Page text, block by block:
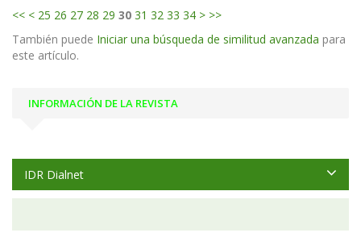
<< < 25 26 27 28 29 30 31 32 33 34 > >>
También puede Iniciar una búsqueda de similitud avanzada para
este artículo.
INFORMACIÓN DE LA REVISTA
IDR Dialnet